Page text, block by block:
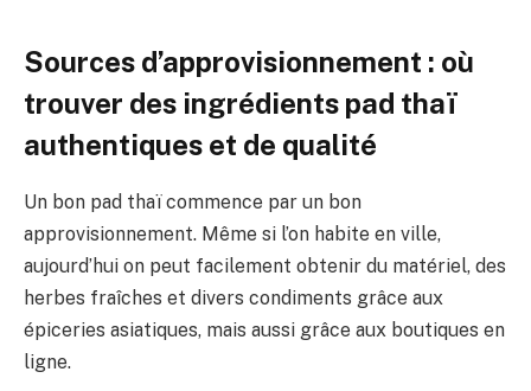
Sources d’approvisionnement : où
trouver des ingrédients pad thaï
authentiques et de qualité
Un bon pad thaï commence par un bon
approvisionnement. Même si l’on habite en ville,
aujourd’hui on peut facilement obtenir du matériel, des
herbes fraîches et divers condiments grâce aux
épiceries asiatiques, mais aussi grâce aux boutiques en
ligne.